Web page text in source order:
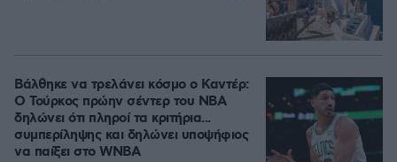
Βάλθηκε να τρελάνει κόσμο ο Καντέρ:
Ο Τούρκος πρώην σέντερ του NBA
δηλώνει ότι πληροί τα κριτήρια...
συμπερίληψης και δηλώνει υποψήφιος
να παίξει στο WNBA